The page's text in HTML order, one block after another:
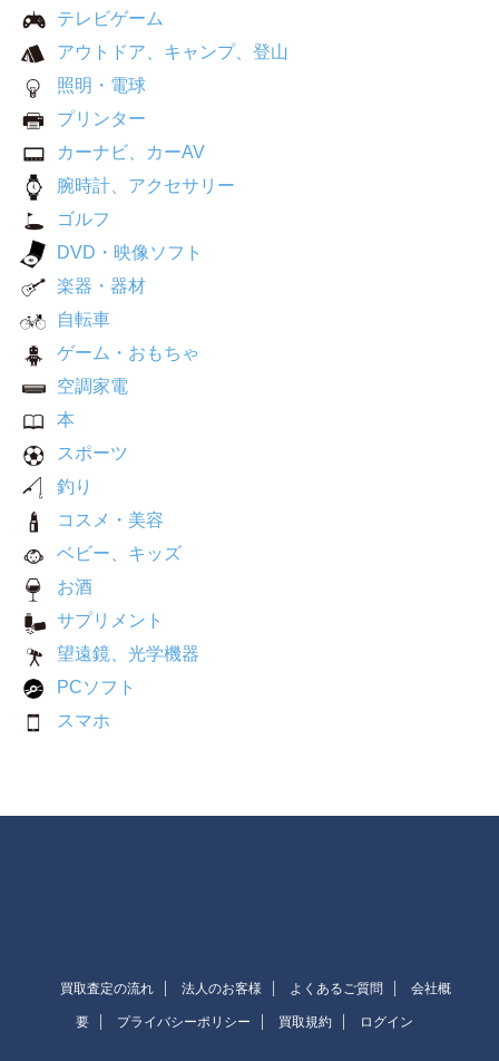
テレビゲーム
アウトドア、キャンプ、登山
照明・電球
プリンター
カーナビ、カーAV
腕時計、アクセサリー
ゴルフ
DVD・映像ソフト
楽器・器材
自転車
ゲーム・おもちゃ
空調家電
本
スポーツ
釣り
コスメ・美容
ベビー、キッズ
お酒
サプリメント
望遠鏡、光学機器
PCソフト
スマホ
買取査定の流れ 法人のお客様 よくあるご質問 会社概
要 プライバシーポリシー 買取規約 ログイン